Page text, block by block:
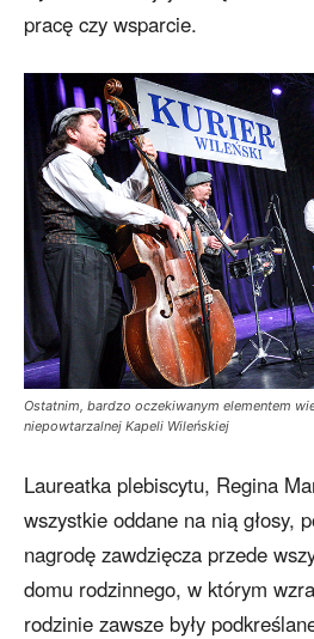
pracę czy wsparcie.
Ostatnim, bardzo oczekiwanym elementem
niepowtarzalnej Kapeli Wileńskiej
Laureatka plebiscytu, Regina
wszystkie oddane na nią głosy,
nagrodę zawdzięcza przede
domu rodzinnego, w którym
rodzinie zawsze były